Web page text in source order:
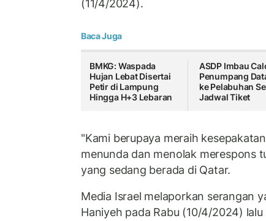
(11/4/2024).
Baca Juga
BMKG: Waspada
Hujan Lebat Disertai
Petir di Lampung
Hingga H+3 Lebaran
ASDP Imbau
Penumpang
ke Pelabuhan
Jadwal Tiket
"Kami berupaya meraih
menunda dan menolak merespons
yang sedang berada di Qatar.
Media Israel melaporkan serangan
Haniyeh pada Rabu (10/4/2024)